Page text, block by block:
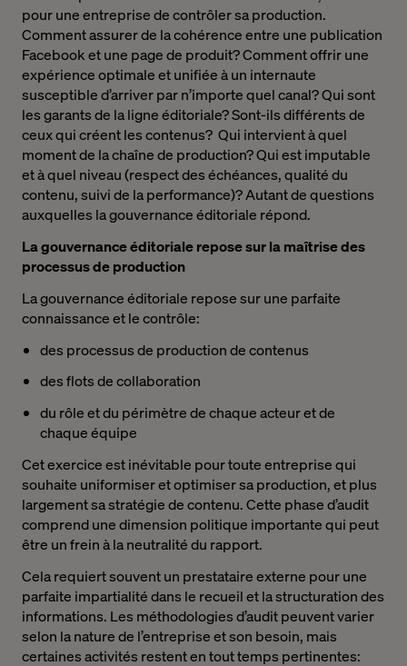
pour une entreprise de contrôler sa production.
Comment assurer de la cohérence entre une publication
Facebook et une page de produit? Comment offrir une
expérience optimale et unifiée à un internaute
susceptible d’arriver par n’importe quel canal? Qui sont
les garants de la ligne éditoriale? Sont-ils différents de
ceux qui créent les contenus? Qui intervient à quel
moment de la chaîne de production? Qui est imputable
et à quel niveau (respect des échéances, qualité du
contenu, suivi de la performance)? Autant de questions
auxquelles la gouvernance éditoriale répond.
La gouvernance éditoriale repose sur la maîtrise des
processus de production
La gouvernance éditoriale repose sur une parfaite
connaissance et le contrôle:
des processus de production de contenus
des flots de collaboration
du rôle et du périmètre de chaque acteur et de
chaque équipe
Cet exercice est inévitable pour toute entreprise qui
souhaite uniformiser et optimiser sa production, et plus
largement sa stratégie de contenu. Cette phase d’audit
comprend une dimension politique importante qui peut
être un frein à la neutralité du rapport.
Cela requiert souvent un prestataire externe pour une
parfaite impartialité dans le recueil et la structuration des
informations. Les méthodologies d’audit peuvent varier
selon la nature de l’entreprise et son besoin, mais
certaines activités restent en tout temps pertinentes: